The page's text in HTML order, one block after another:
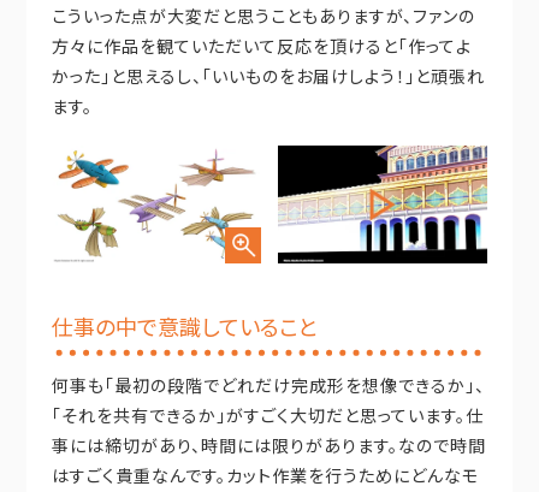
こういった点が大変だと思うこともありますが、ファンの
方々に作品を観ていただいて反応を頂けると「作ってよ
かった」と思えるし、「いいものをお届けしよう！」と頑張れ
ます。
仕事の中で意識していること
何事も「最初の段階でどれだけ完成形を想像できるか」、
「それを共有できるか」がすごく大切だと思っています。仕
事には締切があり、時間には限りがあります。なので時間
はすごく貴重なんです。カット作業を行うためにどんなモ